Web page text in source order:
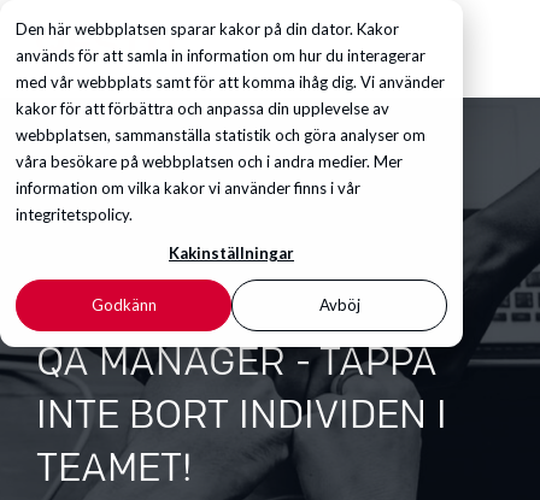
Den här webbplatsen sparar kakor på din dator. Kakor
används för att samla in information om hur du interagerar
med vår webbplats samt för att komma ihåg dig. Vi använder
kakor för att förbättra och anpassa din upplevelse av
webbplatsen, sammanställa statistik och göra analyser om
våra besökare på webbplatsen och i andra medier. Mer
information om vilka kakor vi använder finns i vår
integritetspolicy.
Kakinställningar
Godkänn Avböj
QA MANAGER - TAPPA
INTE BORT INDIVIDEN I
TEAMET!